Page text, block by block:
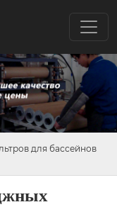
для бассейнов